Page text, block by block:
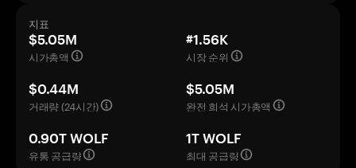
지표
$5.05M
시가총액
#1.56K
시장 순위
$0.44M
거래량 (24시간)
$5.05M
완전 희석 시가총액
0.90T WOLF
유통 공급량
1T WOLF
최대 공급량